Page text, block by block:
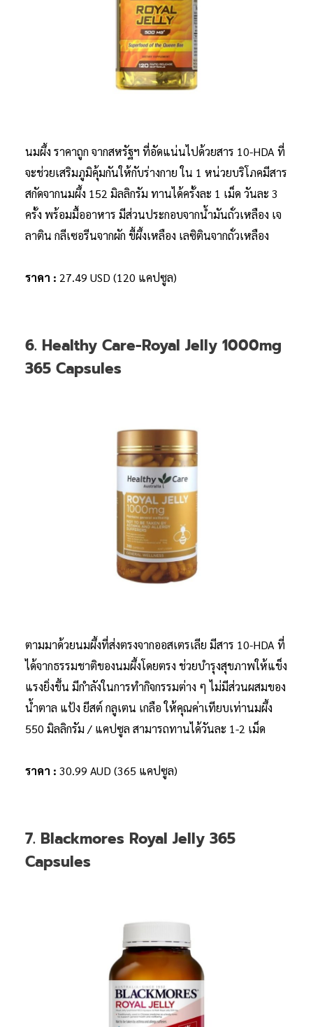
นมผึ้ง ราคาถูก จากสหรัฐฯ ที่อัดแน่นไปด้วยสาร 10-HDA ที่
จะช่วยเสริมภูมิคุ้มกันให้กับร่างกาย ใน 1 หน่วยบริโภคมีสาร
สกัดจากนมผึ้ง 152 มิลลิกรัม ทานได้ครั้งละ 1 เม็ด วันละ 3
ครั้ง พร้อมมื้ออาหาร มีส่วนประกอบจากน้ำมันถั่วเหลือง เจ
ลาติน กลีเซอรีนจากผัก ขี้ผึ้งเหลือง เลซิตินจากถั่วเหลือง
ราคา : 27.49 USD (120 แคปซูล)
6. Healthy Care-Royal Jelly 1000mg
365 Capsules
ตามมาด้วยนมผึ้งที่ส่งตรงจากออสเตรเลีย มีสาร 10-HDA ที่
ได้จากธรรมชาติของนมผึ้งโดยตรง ช่วยบำรุงสุขภาพให้แข็ง
แรงยิ่งขึ้น มีกำลังในการทำกิจกรรมต่าง ๆ ไม่มีส่วนผสมของ
น้ำตาล แป้ง ยีสต์ กลูเตน เกลือ ให้คุณค่าเทียบเท่านมผึ้ง
550 มิลลิกรัม / แคปซูล สามารถทานได้วันละ 1-2 เม็ด
ราคา : 30.99 AUD (365 แคปซูล)
7. Blackmores Royal Jelly 365
Capsules